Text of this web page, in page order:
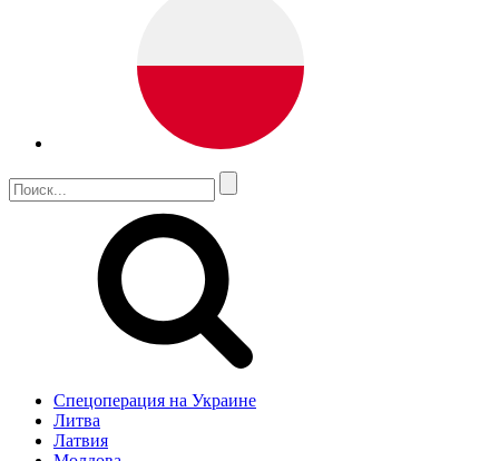
Спецоперация на Украине
Литва
Латвия